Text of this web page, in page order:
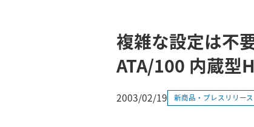
複雑な設定は不
ATA/100 内蔵型
2003/02/19 新商品・プレスリリース